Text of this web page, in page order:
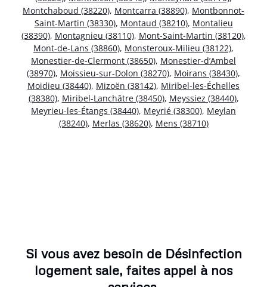
Montchaboud (38220), Montcarra (38890), Montbonnot-
Saint-Martin (38330), Montaud (38210), Montalieu
(38390), Montagnieu (38110), Mont-Saint-Martin (38120),
Mont-de-Lans (38860), Monsteroux-Milieu (38122),
Monestier-de-Clermont (38650), Monestier-d’Ambel
(38970), Moissieu-sur-Dolon (38270), Moirans (38430),
Moidieu (38440), Mizoën (38142), Miribel-les-Échelles
(38380), Miribel-Lanchâtre (38450), Meyssiez (38440),
Meyrieu-les-Étangs (38440), Meyrié (38300), Meylan
(38240), Merlas (38620), Mens (38710)
Si vous avez besoin de Désinfection
logement sale, faites appel à nos